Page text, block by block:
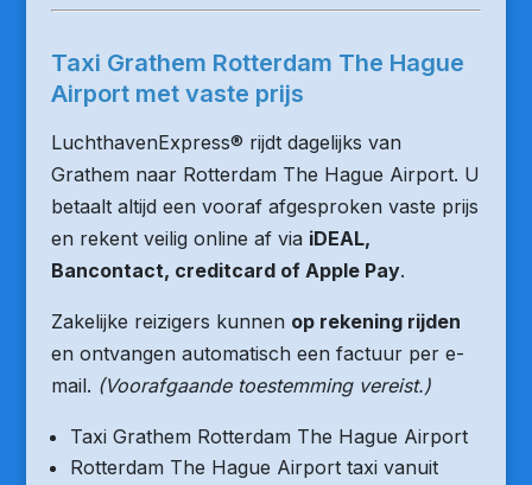
Taxi Grathem Rotterdam The Hague
Airport met vaste prijs
LuchthavenExpress® rijdt dagelijks van
Grathem naar Rotterdam The Hague Airport. U
betaalt altijd een vooraf afgesproken vaste prijs
en rekent veilig online af via iDEAL,
Bancontact, creditcard of Apple Pay.
Zakelijke reizigers kunnen op rekening rijden
en ontvangen automatisch een factuur per e-
mail. (Voorafgaande toestemming vereist.)
Taxi Grathem Rotterdam The Hague Airport
Rotterdam The Hague Airport taxi vanuit